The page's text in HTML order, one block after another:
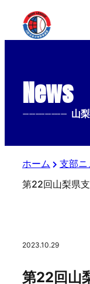
News
-------------- 山
ホーム 支部ニ
2023.10.29
第22回山